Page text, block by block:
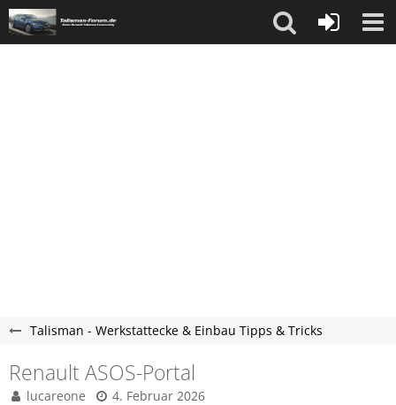
Talisman - Werkstattecke & Einbau Tipps & Tricks
Renault ASOS-Portal
lucareone
4. Februar 2026